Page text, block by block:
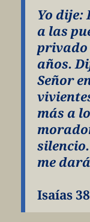
Yo dije:
a las
privado
años.
Señor
más a
me
Isaías